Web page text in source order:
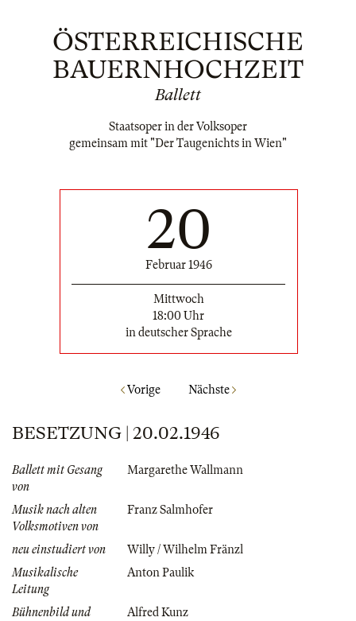
ÖSTERREICHISCHE
BAUERNHOCHZEIT
Ballett
Staatsoper in der Volksoper
gemeinsam mit "Der Taugenichts in Wien"
20
Februar 1946
Mittwoch
18:00 Uhr
in deutscher Sprache
Vorige Nächste
BESETZUNG | 20.02.1946
Ballett mit Gesang
von
Margarethe Wallmann
Musik nach alten
Volksmotiven von
Franz Salmhofer
neu einstudiert von
Willy / Wilhelm Fränzl
Musikalische
Leitung
Anton Paulik
Bühnenbild und
Alfred Kunz